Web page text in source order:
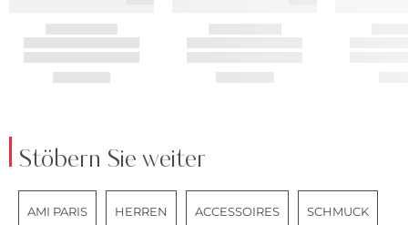
Stöbern Sie weiter
AMI PARIS HERREN ACCESSOIRES SCHMUCK